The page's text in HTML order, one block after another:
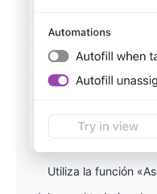
Utiliza la función